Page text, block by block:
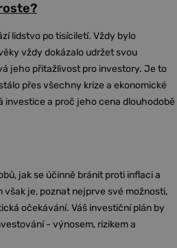
lidstvo po tisíciletí. Vždy bylo
vždy dokázalo udržet svou
jeho přitažlivost pro investory. Je to
přes všechny krize a ekonomické
investice a proč jeho cena dlouhodobě
jak se účinně bránit proti inflaci a
je, poznat nejprve své možnosti,
očekávání. Váš investiční plán by
- výnosem, rizikem a